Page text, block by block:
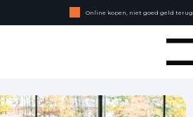
Online kopen, niet goed geld terug
Financial lease - Soepele acceptatie